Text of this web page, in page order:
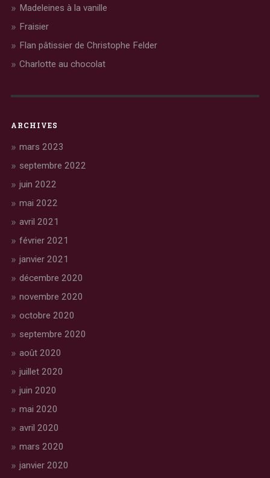
Madeleines à la vanille
Fraisier
Flan pâtissier de Christophe Felder
Charlotte au chocolat
ARCHIVES
mars 2023
septembre 2022
juin 2022
mai 2022
avril 2021
février 2021
janvier 2021
décembre 2020
novembre 2020
octobre 2020
septembre 2020
août 2020
juillet 2020
juin 2020
mai 2020
avril 2020
mars 2020
janvier 2020